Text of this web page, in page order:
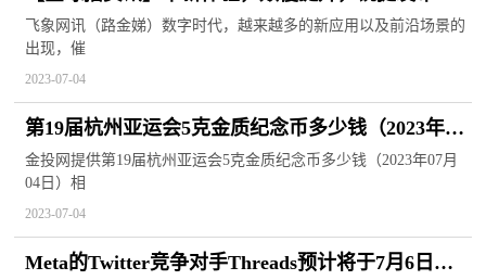
场景Wi-Fi7解决方案
飞象网讯（路金娣）数字时代，越来越多的新应用以及前沿场景的
出现，催
2023-07-04
第19届杭州亚运会5克金质纪念币多少钱（2023年07
月04日）
金投网提供第19届杭州亚运会5克金质纪念币多少钱（2023年07月
04日）相
2023-07-04
Meta的Twitter竞争对手Threads预计将于7月6日发